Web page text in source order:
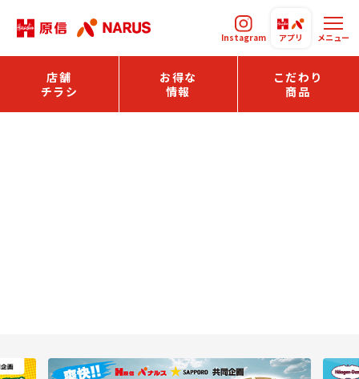
Instagram アプリ メニュー
店舗
チラシ
お得な
情報
こだわり
商品